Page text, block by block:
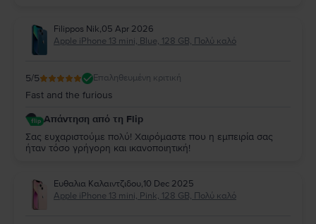
Filippos Nik,05 Apr 2026
Apple iPhone 13 mini, Blue, 128 GB, Πολύ καλό
5/5 Επαληθευμένη κριτική
Fast and the furious
Απάντηση από τη Flip
Σας ευχαριστούμε πολύ! Χαιρόμαστε που η εμπειρία σας
ήταν τόσο γρήγορη και ικανοποιητική!
Ευθαλια Καλαιντζιδου,10 Dec 2025
Apple iPhone 13 mini, Pink, 128 GB, Πολύ καλό